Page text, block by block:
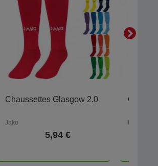
Chaussettes Glasgow 2.0
Jako
5,94 €